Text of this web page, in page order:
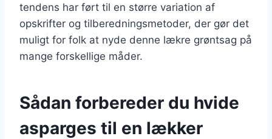
tendens har ført til en større variation af
opskrifter og tilberedningsmetoder, der gør det
muligt for folk at nyde denne lækre grøntsag på
mange forskellige måder.
Sådan forbereder du hvide
asparges til en lækker